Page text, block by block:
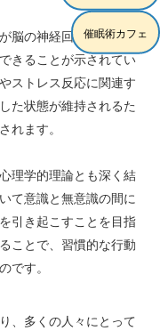
脳の神経回路に影響を
きることが示されてい
ストレス反応に関連す
た状態が維持されるた
れます。
理学的理論とも深く結
て意識と無意識の間に
引き起こすことを目指
ことで、習慣的な行動
です。
、多くの人々にとって
催眠術カフェ